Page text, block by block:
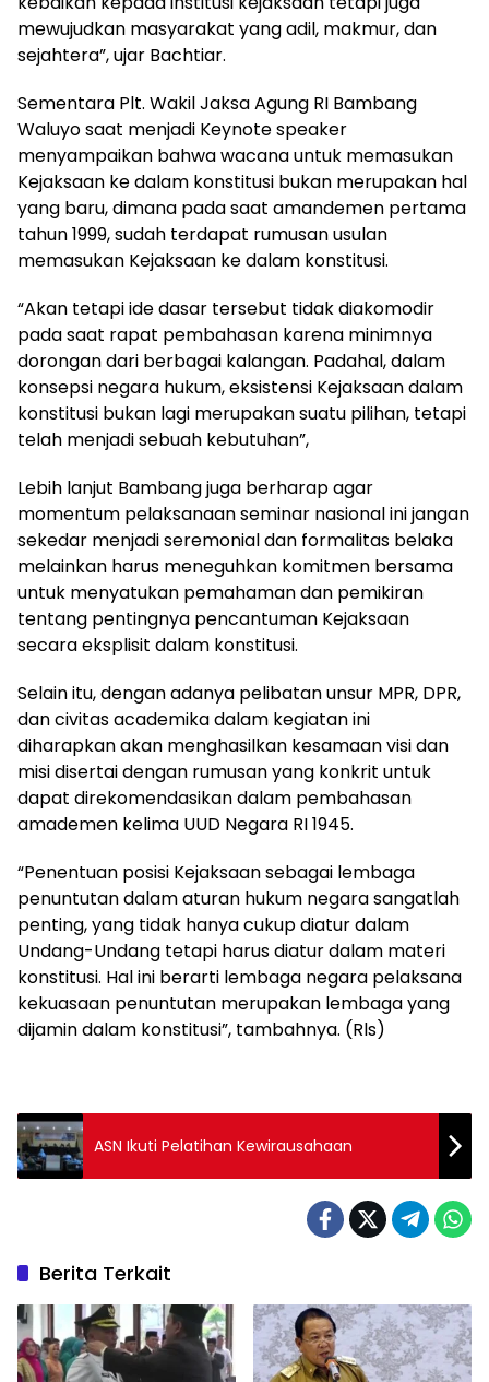
mewujudkan masyarakat yang adil, makmur, dan
sejahtera”, ujar Bachtiar.
Sementara Plt. Wakil Jaksa Agung RI Bambang
Waluyo saat menjadi Keynote speaker
menyampaikan bahwa wacana untuk memasukan
Kejaksaan ke dalam konstitusi bukan merupakan hal
yang baru, dimana pada saat amandemen pertama
tahun 1999, sudah terdapat rumusan usulan
memasukan Kejaksaan ke dalam konstitusi.
“Akan tetapi ide dasar tersebut tidak diakomodir
pada saat rapat pembahasan karena minimnya
dorongan dari berbagai kalangan. Padahal, dalam
konsepsi negara hukum, eksistensi Kejaksaan dalam
konstitusi bukan lagi merupakan suatu pilihan, tetapi
telah menjadi sebuah kebutuhan”,
Lebih lanjut Bambang juga berharap agar
momentum pelaksanaan seminar nasional ini jangan
sekedar menjadi seremonial dan formalitas belaka
melainkan harus meneguhkan komitmen bersama
untuk menyatukan pemahaman dan pemikiran
tentang pentingnya pencantuman Kejaksaan
secara eksplisit dalam konstitusi.
Selain itu, dengan adanya pelibatan unsur MPR, DPR,
dan civitas academika dalam kegiatan ini
diharapkan akan menghasilkan kesamaan visi dan
misi disertai dengan rumusan yang konkrit untuk
dapat direkomendasikan dalam pembahasan
amademen kelima UUD Negara RI 1945.
“Penentuan posisi Kejaksaan sebagai lembaga
penuntutan dalam aturan hukum negara sangatlah
penting, yang tidak hanya cukup diatur dalam
Undang-Undang tetapi harus diatur dalam materi
konstitusi. Hal ini berarti lembaga negara pelaksana
kekuasaan penuntutan merupakan lembaga yang
dijamin dalam konstitusi”, tambahnya. (Rls)
ASN Ikuti Pelatihan Kewirausahaan
Berita Terkait